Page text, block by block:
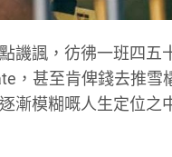
譏諷，彷彿一班四五
，甚至肯俾錢去推雪
漸模糊嘅人生定位之